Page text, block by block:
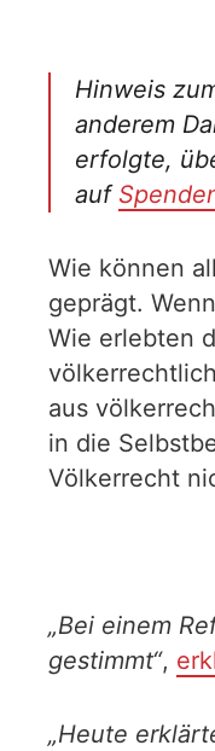
Hinweis
anderem
erfolgte,
auf
Wie können
geprägt.
Wie erlebten
aus
in die
Völkerrecht
„Bei einem
gestimmt“,
„Heute